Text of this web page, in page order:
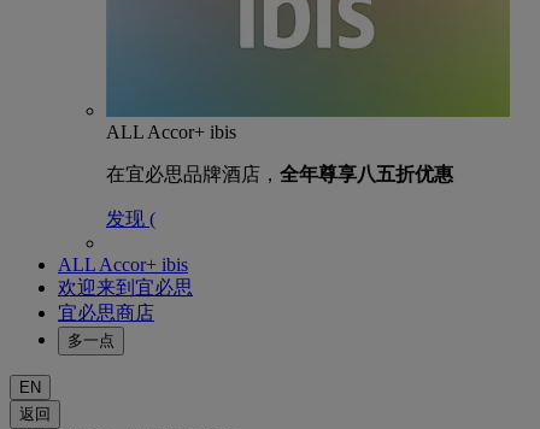
ALL Accor+ ibis
在宜必思品牌酒店， 全年尊享八五折优惠
发现 (
ALL Accor+ ibis
欢迎来到宜必思
宜必思商店
多一点
EN
返回